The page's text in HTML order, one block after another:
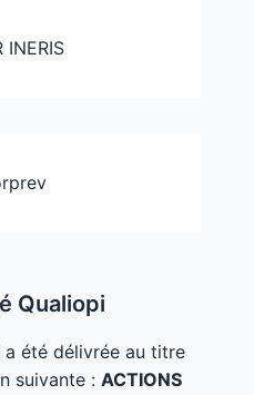
Qualiopi
été délivrée au titre
suivante : ACTIONS